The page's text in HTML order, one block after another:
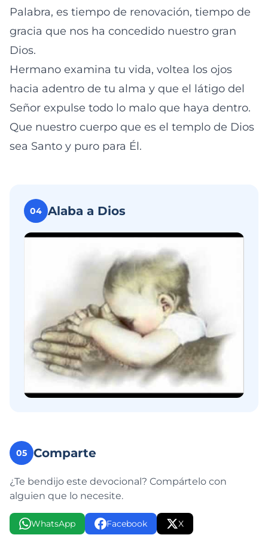
Palabra, es tiempo de renovación, tiempo de
gracia que nos ha concedido nuestro gran
Dios.
Hermano examina tu vida, voltea los ojos
hacia adentro de tu alma y que el látigo del
Señor expulse todo lo malo que haya dentro.
Que nuestro cuerpo que es el templo de Dios
sea Santo y puro para Él.
04 Alaba a Dios
05 Comparte
¿Te bendijo este devocional? Compártelo con
alguien que lo necesite.
WhatsApp Facebook X